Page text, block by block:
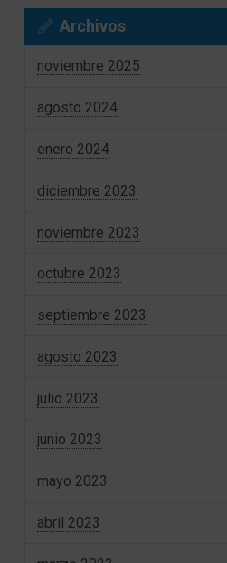
Archivos
noviembre 2025
agosto 2024
enero 2024
diciembre 2023
noviembre 2023
octubre 2023
septiembre 2023
agosto 2023
julio 2023
junio 2023
mayo 2023
abril 2023